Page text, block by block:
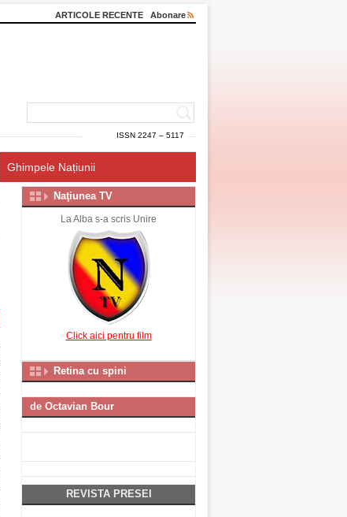
ARTICOLE RECENTE Abonare
ISSN 2247 – 5117
Ghimpele Națiunii
Naţiunea TV
La Alba s-a scris Unire
Click aici pentru film
Retina cu spini
de Octavian Bour
REVISTA PRESEI